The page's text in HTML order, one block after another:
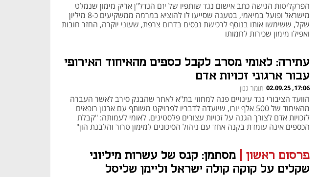
הפרקליטות הגישה כתב אישום נגד שותפיו של יזם הנדל"ן אריק מימון שנמלט
מישראל ופועל במיאמי, בטענה שסייעו לו להוציא במרמה ממשקיעים כ-8 מיליון
שקל, ששימשו אותו בנוסף לרכישת נכסים בדרום צרפת, שעוני יוקרה, החזר חובות
ואפילו מימון שכירות לחמותו
עתירה: לאומי מסרב לקבל כספים מהאיחוד האירופי
עבור ארגוני זכויות אדם
17:06, 02.09.25 תומר גנון
הוועד הציבורי נגד עינויים פנה למחוזי בת"א לאחר שהבנק סירב לאשר העברה
מהאיחוד של 500 אלף יורו, שיועדה לדבריו לפרויקט משותף עם ארגון רופאים
לזכויות אדם לצורך הגנה על זכויות עצורים פלסטינים. לאומי לעמותה: "קבלת
הכספים אינה עומדת בקנה אחד עם ניהול הסיכונים למימון טרור והלבנת הון"
מאמר קניותפרסום ראשון
מסתמן: קנס של עשרות מיליוני
שקלים על קוקה קולה ישראל וליימן שליסל